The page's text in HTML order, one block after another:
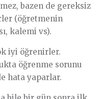
bazen de gereksiz
(öğretmenin
kalemi vs).
iyi öğrenirler.
öğrenme sorunu
hata yaparlar.